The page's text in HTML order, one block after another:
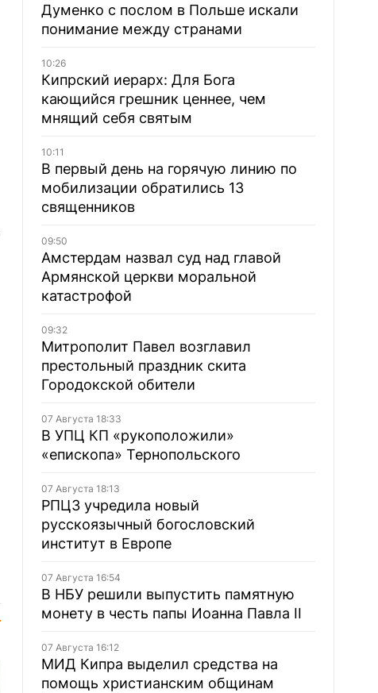
Думенко с послом в Польше искали
понимание между странами
10:26
Кипрский иерарх: Для Бога
кающийся грешник ценнее, чем
мнящий себя святым
10:11
В первый день на горячую линию по
мобилизации обратились 13
священников
09:50
Амстердам назвал суд над главой
Армянской церкви моральной
катастрофой
09:32
Митрополит Павел возглавил
престольный праздник скита
Городокской обители
07 Августа 18:33
В УПЦ КП «рукоположили»
«епископа» Тернопольского
07 Августа 18:13
РПЦЗ учредила новый
русскоязычный богословский
институт в Европе
07 Августа 16:54
В НБУ решили выпустить памятную
монету в честь папы Иоанна Павла II
07 Августа 16:12
МИД Кипра выделил средства на
помощь христианским общинам